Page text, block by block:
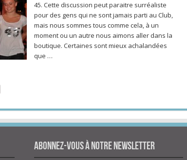
45. Cette discussion peut paraitre surréaliste
pour des gens qui ne sont jamais parti au Club,
mais nous sommes tous comme cela, à un
moment ou un autre nous aimons aller dans la
boutique. Certaines sont mieux achalandées
que …
Abonnez-vous à notre newsletter